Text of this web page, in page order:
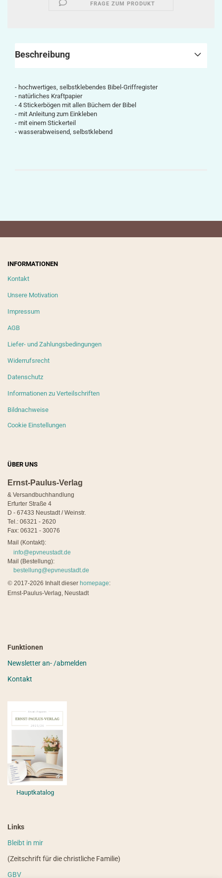
FRAGE ZUM PRODUKT
Beschreibung
- hochwertiges, selbstklebendes Bibel-Griffregister
- natürliches Kraftpapier
- 4 Stickerbögen mit allen Büchern der Bibel
- mit Anleitung zum Einkleben
- mit einem Stickerteil
- wasserabweisend, selbstklebend
INFORMATIONEN
Kontakt
Unsere Motivation
Impressum
AGB
Liefer- und Zahlungsbedingungen
Widerrufsrecht
Datenschutz
Informationen zu Verteilschriften
Bildnachweise
Cookie Einstellungen
ÜBER UNS
Ernst-Paulus-Verlag
& Versandbuchhandlung
Erfurter Straße 4
D - 67433 Neustadt / Weinstr.
Tel.: 06321 - 2620
Fax: 06321 - 30076
Mail (Kontakt):
info@epvneustadt.de
Mail (Bestellung):
bestellung@epvneustadt.de
© 2017-2026 Inhalt dieser homepage:
Ernst-Paulus-Verlag, Neustadt
Funktionen
Newsletter an- /abmelden
Kontakt
Hauptkatalog
Links
Bleibt in mir
(Zeitschrift für die christliche Familie)
GBV